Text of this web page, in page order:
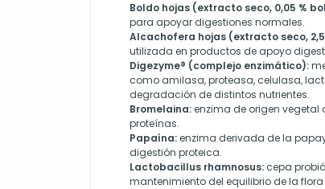
Boldo hojas (extracto seco, 0,05 %
para apoyar digestiones normales.
Alcachofera hojas (extracto seco,
utilizada en productos de apoyo
Digezyme® (complejo enzimático):
como amilasa, proteasa, celulasa,
degradación de distintos nutrientes.
Bromelaina:enzima de origen
proteínas.
Papaína:enzima derivada de la
digestión proteica.
Lactobacillus rhamnosus: cepa
mantenimiento del equilibrio de la